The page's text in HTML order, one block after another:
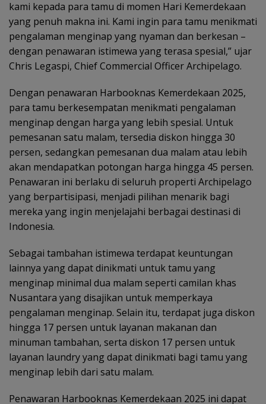
kami kepada para tamu di momen Hari Kemerdekaan
yang penuh makna ini. Kami ingin para tamu menikmati
pengalaman menginap yang nyaman dan berkesan –
dengan penawaran istimewa yang terasa spesial,” ujar
Chris Legaspi, Chief Commercial Officer Archipelago.
Dengan penawaran Harbooknas Kemerdekaan 2025,
para tamu berkesempatan menikmati pengalaman
menginap dengan harga yang lebih spesial. Untuk
pemesanan satu malam, tersedia diskon hingga 30
persen, sedangkan pemesanan dua malam atau lebih
akan mendapatkan potongan harga hingga 45 persen.
Penawaran ini berlaku di seluruh properti Archipelago
yang berpartisipasi, menjadi pilihan menarik bagi
mereka yang ingin menjelajahi berbagai destinasi di
Indonesia.
Sebagai tambahan istimewa terdapat keuntungan
lainnya yang dapat dinikmati untuk tamu yang
menginap minimal dua malam seperti camilan khas
Nusantara yang disajikan untuk memperkaya
pengalaman menginap. Selain itu, terdapat juga diskon
hingga 17 persen untuk layanan makanan dan
minuman tambahan, serta diskon 17 persen untuk
layanan laundry yang dapat dinikmati bagi tamu yang
menginap lebih dari satu malam.
Penawaran Harbooknas Kemerdekaan 2025 ini dapat